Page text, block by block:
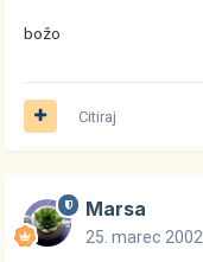
božo
Citiraj
Marsa
25. marec 2002